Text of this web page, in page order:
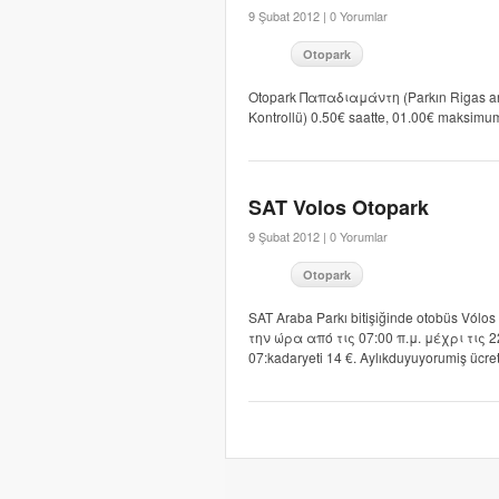
9 Şubat 2012 | 0 Yorumlar
Otopark
Otopark Παπαδιαμάντη (Parkın Rigas
Kontrollü) 0.50€ saatte, 01.00€
SAT Volos Otopark
9 Şubat 2012 | 0 Yorumlar
Otopark
SAT Araba Parkı bitişiğinde otobüs
την ώρα από τις 07:00 π.μ. μέχρι τις
07:kadaryeti 14 €. Aylıkduyuyorumiş